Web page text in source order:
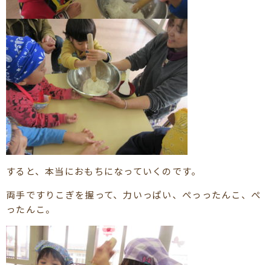
すると、本当におもちになっていくのです。
両手ですりこぎを握って、力いっぱい、ぺっったんこ、ぺ
ったんこ。